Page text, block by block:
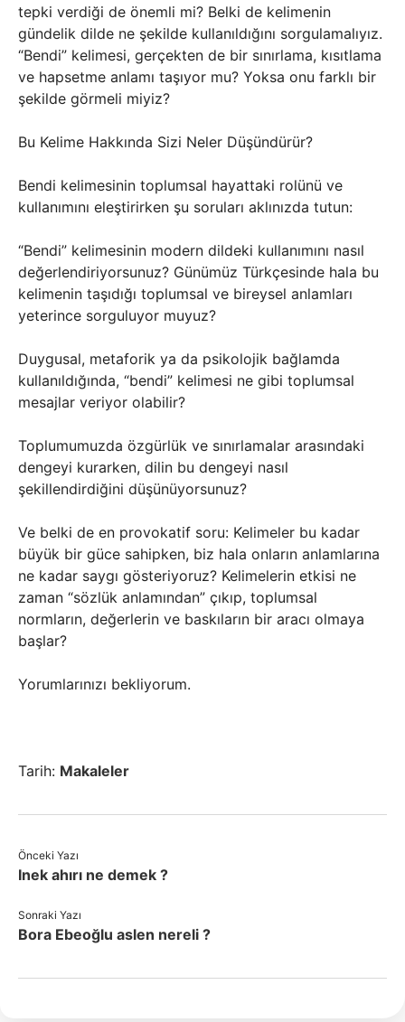
tepki verdiği de önemli mi? Belki de kelimenin
gündelik dilde ne şekilde kullanıldığını sorgulamalıyız.
“Bendi” kelimesi, gerçekten de bir sınırlama, kısıtlama
ve hapsetme anlamı taşıyor mu? Yoksa onu farklı bir
şekilde görmeli miyiz?
Bu Kelime Hakkında Sizi Neler Düşündürür?
Bendi kelimesinin toplumsal hayattaki rolünü ve
kullanımını eleştirirken şu soruları aklınızda tutun:
“Bendi” kelimesinin modern dildeki kullanımını nasıl
değerlendiriyorsunuz? Günümüz Türkçesinde hala bu
kelimenin taşıdığı toplumsal ve bireysel anlamları
yeterince sorguluyor muyuz?
Duygusal, metaforik ya da psikolojik bağlamda
kullanıldığında, “bendi” kelimesi ne gibi toplumsal
mesajlar veriyor olabilir?
Toplumumuzda özgürlük ve sınırlamalar arasındaki
dengeyi kurarken, dilin bu dengeyi nasıl
şekillendirdiğini düşünüyorsunuz?
Ve belki de en provokatif soru: Kelimeler bu kadar
büyük bir güce sahipken, biz hala onların anlamlarına
ne kadar saygı gösteriyoruz? Kelimelerin etkisi ne
zaman “sözlük anlamından” çıkıp, toplumsal
normların, değerlerin ve baskıların bir aracı olmaya
başlar?
Yorumlarınızı bekliyorum.
Tarih: Makaleler
Önceki Yazı
Inek ahırı ne demek ?
Sonraki Yazı
Bora Ebeoğlu aslen nereli ?